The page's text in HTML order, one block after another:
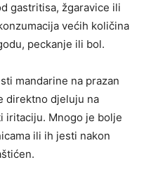
gastritisa, žgaravice ili
većih količina
peckanje ili bol.
mandarine na prazan
direktno djeluju na
iritaciju. Mnogo je bolje
ili ih jesti nakon